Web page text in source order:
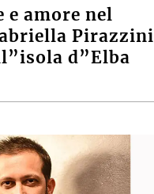
amore nel
Pirazzini
d”Elba